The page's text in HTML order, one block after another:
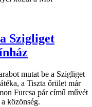
Szigliget
mutat be a Szigliget
a Tiszta őrület már
Furcsa pár című művét
közönség.